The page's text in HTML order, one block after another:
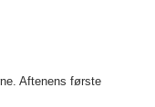
Aftenens første